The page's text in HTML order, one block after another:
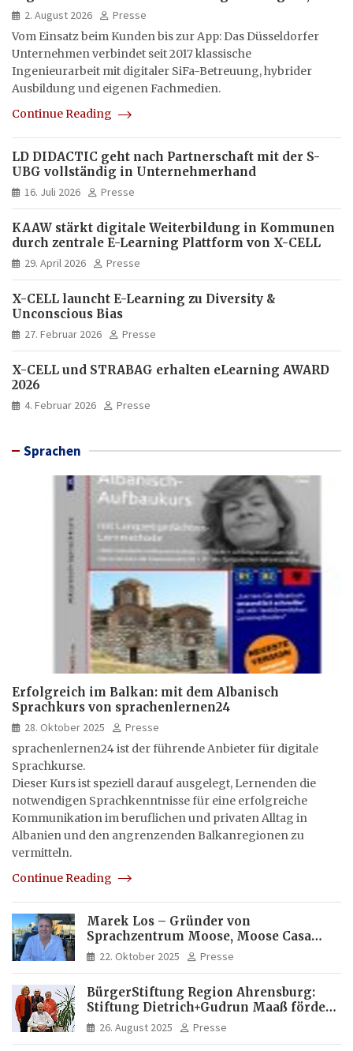
hybrid und multimedial
2. August 2026
Presse
Vom Einsatz beim Kunden bis zur App: Das Düsseldorfer
Unternehmen verbindet seit 2017 klassische
Ingenieurarbeit mit digitaler SiFa-Betreuung, hybrider
Ausbildung und eigenen Fachmedien.
Continue Reading
LD DIDACTIC geht nach Partnerschaft mit der S-
UBG vollständig in Unternehmerhand
16. Juli 2026 Presse
KAAW stärkt digitale Weiterbildung in Kommunen
durch zentrale E-Learning Plattform von X-CELL
29. April 2026 Presse
X-CELL launcht E-Learning zu Diversity &
Unconscious Bias
27. Februar 2026 Presse
X-CELL und STRABAG erhalten eLearning AWARD
2026
4. Februar 2026 Presse
Sprachen
Erfolgreich im Balkan: mit dem Albanisch
Sprachkurs von sprachenlernen24
28. Oktober 2025
Presse
sprachenlernen24 ist der führende Anbieter für digitale
Sprachkurse.
Dieser Kurs ist speziell darauf ausgelegt, Lernenden die
notwendigen Sprachkenntnisse für eine erfolgreiche
Kommunikation im beruflichen und privaten Alltag in
Albanien und den angrenzenden Balkanregionen zu
vermitteln.
Continue Reading
Marek Los – Gründer von
Sprachzentrum Moose, Moose Casa
Italia und Apartamento Brasil |
Internationaler Experte für Bildung
22. Oktober 2025 Presse
BürgerStiftung Region Ahrensburg:
Stiftung Dietrich+Gudrun Maaß fördert
Deutschkenntnisse von Frauen
26. August 2025 Presse